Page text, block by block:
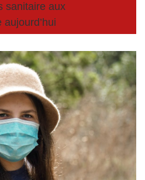
sanitaire aux